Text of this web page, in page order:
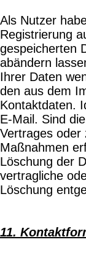
Als Nutzer
Registrierung
gespeicherten
abändern
Ihrer Daten
den aus dem
Kontaktdaten.
E-Mail. Sind
Vertrages oder
Maßnahmen
Löschung der
vertragliche
Löschung
11.